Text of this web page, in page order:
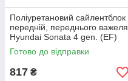
Поліуретановий сайлентблок
передній, переднього важеля
Hyundai Sonata 4 gen. (EF)
Седан (1998-2004) v19
Готово до відправки
817 ₴